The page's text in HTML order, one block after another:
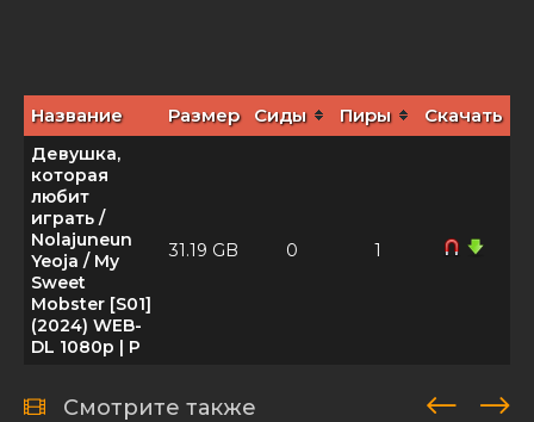
Название Размер Сиды Пиры Скачать
Девушка,
которая
любит
играть /
Nolajuneun
Yeoja / My
Sweet
Mobster [S01]
(2024) WEB-
DL 1080p | P
31.19 GB 0 1
Смотрите также